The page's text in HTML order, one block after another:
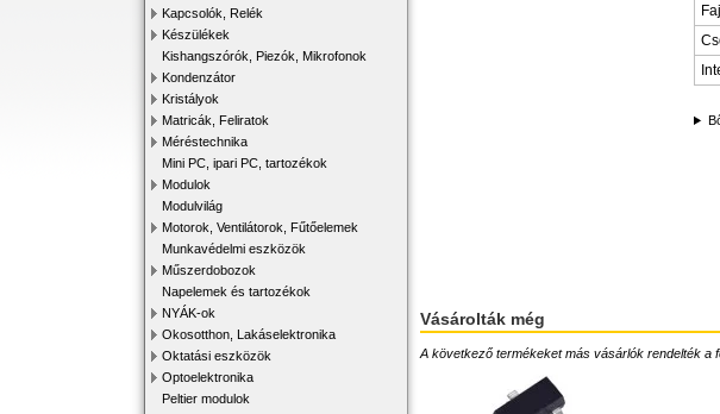
Kapcsolók, Relék
Készülékek
Kishangszórók, Piezók, Mikrofonok
Kondenzátor
Kristályok
Matricák, Feliratok
Méréstechnika
Mini PC, ipari PC, tartozékok
Modulok
Modulvilág
Motorok, Ventilátorok, Fűtőelemek
Munkavédelmi eszközök
Műszerdobozok
Napelemek és tartozékok
NYÁK-ok
Okosotthon, Lakáselektronika
Oktatási eszközök
Optoelektronika
Peltier modulok
Vásárolták még
A következő termékeket más vásárlók rendelték a